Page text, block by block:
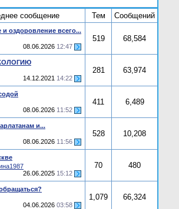
сообщение Тем Сообщений
оздоровление всего...
08.06.2026 12:47
519 68,584
14.12.2021 14:22
281 63,974
08.06.2026 11:52
411 6,489
и...
08.06.2026 11:56
528 10,208
26.06.2025 15:12
70 480
04.06.2026 03:58
1,079 66,324